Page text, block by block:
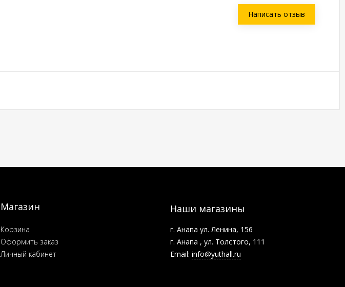
Написать отзыв
Магазин
Корзина
Оформить заказ
Личный кабинет
Наши магазины
г. Анапа ул. Ленина, 156
г. Анапа , ул. Толстого, 111
Email: info@yuthall.ru